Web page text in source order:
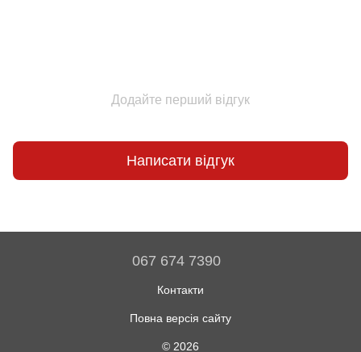
Додайте перший відгук
Написати відгук
067 674 7390
Контакти
Повна версія сайту
© 2026